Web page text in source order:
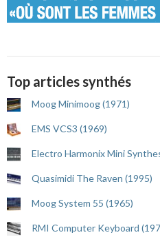
Top articles synthés
Moog Minimoog (1971)
EMS VCS3 (1969)
Electro Harmonix Mini
Quasimidi The Raven (1995)
Moog System 55 (1965)
RMI Computer Keyboard